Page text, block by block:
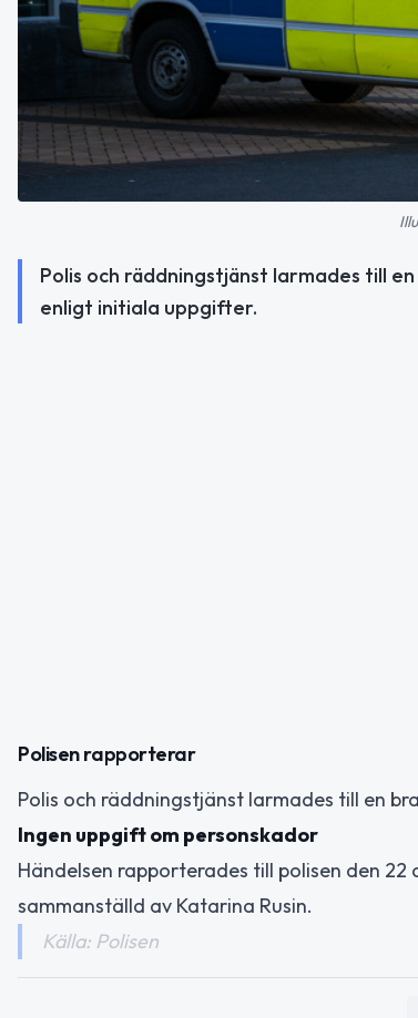
Polis och räddningstjänst larmades till
enligt initiala uppgifter.
Polisen rapporterar
Polis och räddningstjänst larmades till en
Ingen uppgift om personskador
Händelsen rapporterades till polisen den
sammanställd av Katarina Rusin.
Källa: Polisen